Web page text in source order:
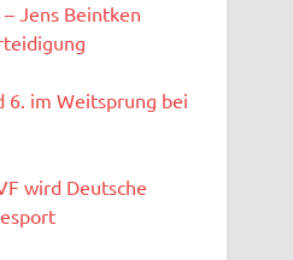
Jens Beintken
6. im Weitsprung bei
wird Deutsche